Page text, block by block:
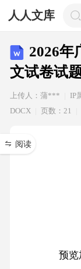
人人文库
2026年
文试卷试
上传人：蒲*** IP
DOCX
页数：21
阅读
预览